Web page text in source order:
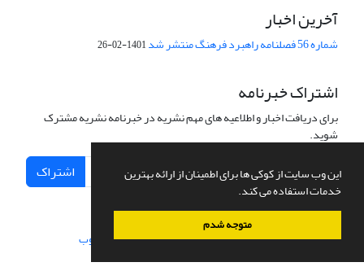
این وب سایت از کوکی ها برای اطمینان از ارائه بهترین
خدمات استفاده می کند.
متوجه شدم
آخرین اخبار
شماره 56 فصلنامه راهبرد فرهنگ منتشر شد 1401-02-26
اشتراک خبرنامه
برای دریافت اخبار و اطلاعیه های مهم نشریه در خبرنامه نشریه مشترک
شوید.
اشتراک
سامانه مدیریت نشریات علمی.طراحی و پیاده سازی از سیناوب